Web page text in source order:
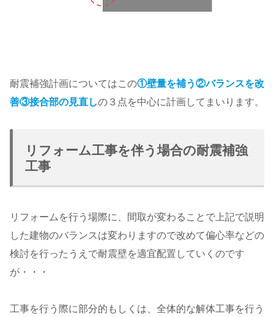
耐震補強計画についてはこの①壁量を補う②バランスを改
善③接合部の見直しの３点を中心に計画してまいります。
リフォーム工事を伴う場合の耐震補強
工事
リフォームを行う場際に、間取が変わることで上記で説明
した建物のバランスは変わりますので改めて偏心率などの
検討を行ったうえで耐震壁を適宜配置していくのです
が・・・
工事を行う際に部分的もしくは、全体的な解体工事を行う